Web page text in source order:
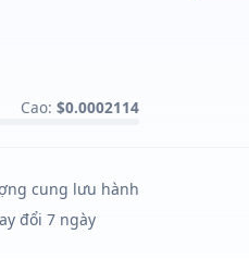
Cao: $0.0002114
cung lưu hành
đổi 7 ngày